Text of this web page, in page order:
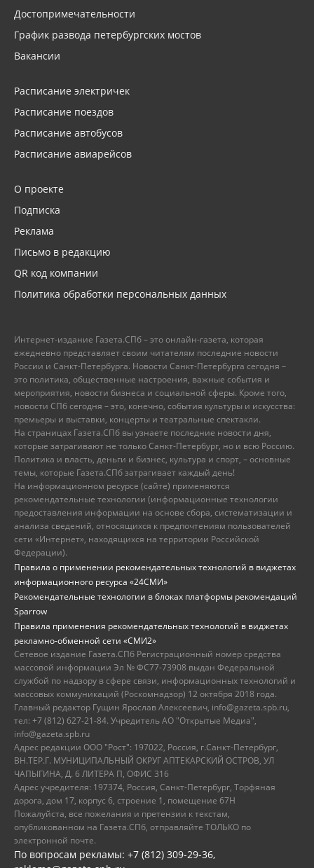
Достопримечательности
График развода петербургских мостов
Вакансии
Расписание электричек
Расписание поездов
Расписание автобусов
Расписание авиарейсов
О проекте
Подписка
Реклама
Письмо в редакцию
QR код компании
Политика обработки персональных данных
Интернет-издание Газета.СПб – это онлайн-газета, которая
ежедневно представляет своим читателям последние новости
России и Санкт-Петербурга. Новости Санкт-Петербурга сегодня –
это политика, общественные настроения, важные события и
мероприятия, новости бизнеса и социальной сферы. Кроме того,
новости СПб сегодня – это, конечно, события культуры и искусства:
премьеры и выставки, концерты и театральные спектакли.
На страницах Газета.СПб вы узнаете последние новости дня,
которые затрагивают не только Санкт-Петербург, но и всю Россию.
Политика и власть, деньги и бизнес, культура и спорт, – основные
темы, которые Газета.СПб затрагивает каждый день!
На информационном ресурсе (сайте) применяются
рекомендательные технологии (информационные технологии
предоставления информации на основе сбора, систематизации и
анализа сведений, относящихся к предпочтениям пользователей
сети «Интернет», находящихся на территории Российской
Федерации).
Правила о применении рекомендательных технологий в виджетах
информационного ресурса «24СМИ»
Рекомендательные технологии в блоках платформы рекомендаций
Sparrow
Правила применения рекомендательных технологий в виджетах
рекламно-обменной сети «СМИ2»
Сетевое издание Газета.СПб Регистрационный номер средства
массовой информации Эл № ФС77-73908 выдан Федеральной
службой по надзору в сфере связи, информационных технологий и
массовых коммуникаций (Роскомнадзор) 12 октября 2018 года.
Главный редактор Гущин Ярослав Алексеевич, info@gazeta.spb.ru,
тел: +7 (812) 627-21-84. Учредитель АО "Открытые Медиа",
info@gazeta.spb.ru
Адрес редакции ООО "Рост": 197022, Россия, г.Санкт-Петербург,
ВН.ТЕР.Г. МУНИЦИПАЛЬНЫЙ ОКРУГ АПТЕКАРСКИЙ ОСТРОВ, УЛ
ЧАПЫГИНА, Д. 6 ЛИТЕРА П, ОФИС 316
Адрес учредителя: 197374, Россия, Санкт-Петербург, Торфяная
дорога, дом 17, корпус 6, строение 1, помещение 67Н
Пожалуйста, все пожелания и претензии к текстам,
опубликованном на Газета.СПб, отправляйте ТОЛЬКО по
электронной почте.
По вопросам рекламы: +7 (812) 309-29-36,